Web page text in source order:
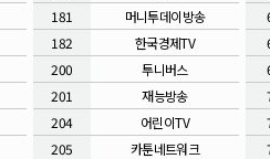
181
머니투데이방송
182
한국경제TV
200
투니버스
201
재능방송
204
어린이TV
205
카툰네트워크